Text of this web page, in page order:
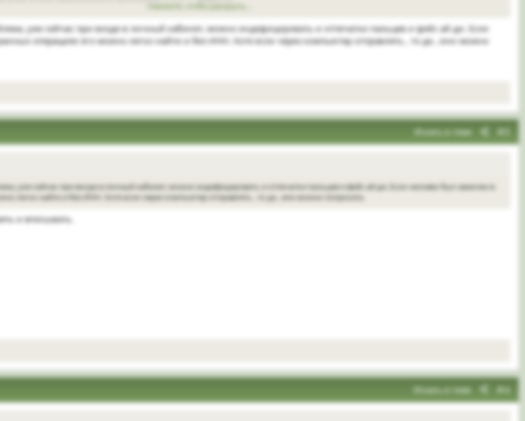
дропперством, подчеркнул Юрков. Если дроппер может поменять телефонный номер, выпустить новую банковскую карту, открыть
паспорт, то поменять ИНН физическому лицу довольно трудно.
2026 года заполнение идентификационного номера налогоплательщика
и платежах через Систему быстрых платежей (СБП) будет
Об этом в рамках форума НСПК «Антифродум» сообщил руководитель
Нажмите, чтобы раскрыть...
уже сейчас при входе в личный кабинет, можно индефицировать и отпечатки пальцев и фейс ай ди. Если
операциях его можно легко найти и без ИНН. Хотя если через компьютер отправлять , то да , инн можно
Искать в теме #3
уже сейчас при входе в личный кабинет, можно индефицировать и отпечатки пальцев и фейс ай ди. Если человек был замечен в
легко найти и без ИНН. Хотя если через компьютер отправлять , то да , инн можно попросить
и вписывать.
Искать в теме #4